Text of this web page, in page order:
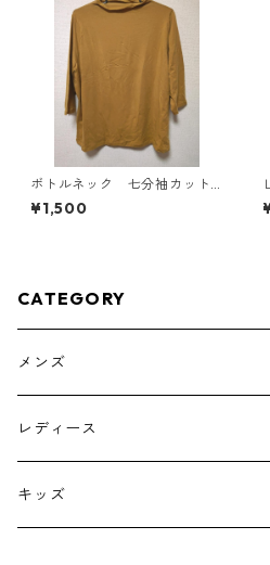
ボトルネック 七分袖カット
ソー ４Ｌ マスタード KA
E-4816
¥1,500
CATEGORY
メンズ
トップス
ボトムス
レディース
トップス
キッズ